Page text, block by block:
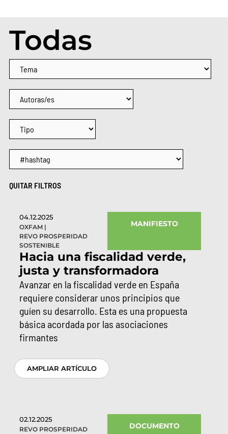
Todas
QUITAR FILTROS
04.12.2025
OXFAM |
REVO PROSPERIDAD
SOSTENIBLE
MANIFIESTO
Hacia una fiscalidad verde,
justa y transformadora
Avanzar en la fiscalidad verde en España
requiere considerar unos principios que
guíen su desarrollo. Esta es una propuesta
básica acordada por las asociaciones
firmantes
AMPLIAR ARTÍCULO
02.12.2025
REVO PROSPERIDAD
DOCUMENTO